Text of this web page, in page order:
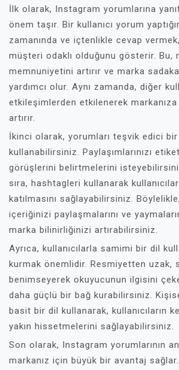
İlk olarak, Instagram yorumlarına
önem taşır. Bir kullanıcı yorum
zamanında ve içtenlikle cevap vermek,
müşteri odaklı olduğunu gösterir. Bu,
memnuniyetini artırır ve marka
yardımcı olur. Aynı zamanda, diğer
etkileşimlerden etkilenerek
artırır.
İkinci olarak, yorumları teşvik edici
kullanabilirsiniz. Paylaşımlarınızı
görüşlerini belirtmelerini
sıra, hashtagleri kullanarak
katılmasını sağlayabilirsiniz.
içeriğinizi paylaşmalarını ve
marka bilinirliğinizi artırabilirsiniz.
Ayrıca, kullanıcılarla samimi bir dil
kurmak önemlidir. Resmiyetten uzak,
benimseyerek okuyucunun ilgisini
daha güçlü bir bağ kurabilirsiniz.
basit bir dil kullanarak, kullanıcıların
yakın hissetmelerini sağlayabilirsiniz.
Son olarak, Instagram yorumlarının
markanız için büyük bir avantaj